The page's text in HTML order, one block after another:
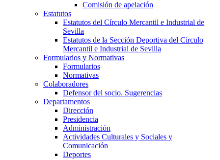
Comisión de apelación
Estatutos
Estatutos del Círculo Mercantil e Industrial de
Sevilla
Estatutos de la Sección Deportiva del Círculo
Mercantil e Industrial de Sevilla
Formularios y Normativas
Formularios
Normativas
Colaboradores
Defensor del socio. Sugerencias
Departamentos
Dirección
Presidencia
Administración
Actividades Culturales y Sociales y
Comunicación
Deportes